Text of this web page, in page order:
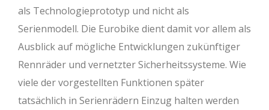
als Technologieprototyp und nicht als
Serienmodell. Die Eurobike dient damit vor allem als
Ausblick auf mögliche Entwicklungen zukünftiger
Rennräder und vernetzter Sicherheitssysteme. Wie
viele der vorgestellten Funktionen später
tatsächlich in Serienrädern Einzug halten werden